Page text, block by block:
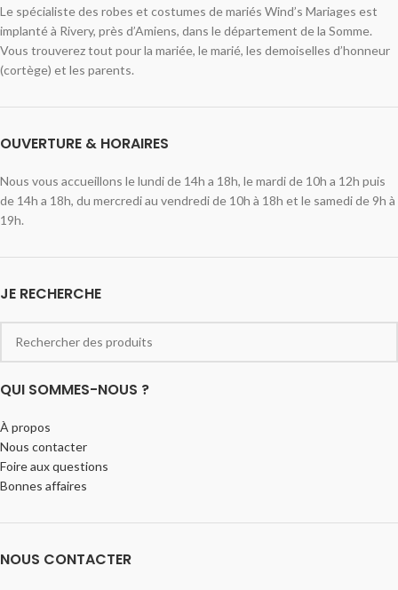
Le spécialiste des robes et costumes de mariés Wind’s Mariages est
implanté à Rivery, près d’Amiens, dans le département de la Somme.
Vous trouverez tout pour la mariée, le marié, les demoiselles d’honneur
(cortège) et les parents.
OUVERTURE & HORAIRES
Nous vous accueillons le lundi de 14h a 18h, le mardi de 10h a 12h puis
de 14h a 18h, du mercredi au vendredi de 10h à 18h et le samedi de 9h à
19h.
JE RECHERCHE
QUI SOMMES-NOUS ?
À propos
Nous contacter
Foire aux questions
Bonnes affaires
NOUS CONTACTER